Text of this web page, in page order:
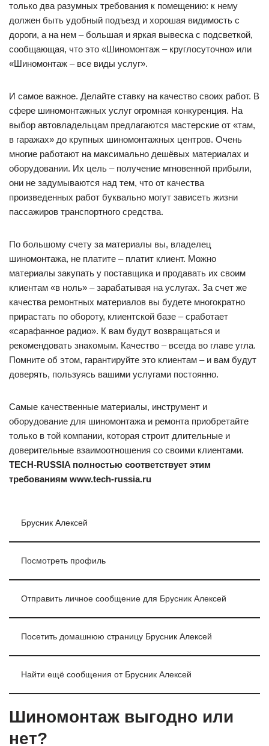
только два разумных требования к помещению: к нему
должен быть удобный подъезд и хорошая видимость с
дороги, а на нем – большая и яркая вывеска с подсветкой,
сообщающая, что это «Шиномонтаж – круглосуточно» или
«Шиномонтаж – все виды услуг».
И самое важное. Делайте ставку на качество своих работ. В
сфере шиномонтажных услуг огромная конкуренция. На
выбор автовладельцам предлагаются мастерские от «там,
в гаражах» до крупных шиномонтажных центров. Очень
многие работают на максимально дешёвых материалах и
оборудовании. Их цель – получение мгновенной прибыли,
они не задумываются над тем, что от качества
произведенных работ буквально могут зависеть жизни
пассажиров транспортного средства.
По большому счету за материалы вы, владелец
шиномонтажа, не платите – платит клиент. Можно
материалы закупать у поставщика и продавать их своим
клиентам «в ноль» – зарабатывая на услугах. За счет же
качества ремонтных материалов вы будете многократно
прирастать по обороту, клиентской базе – сработает
«сарафанное радио». К вам будут возвращаться и
рекомендовать знакомым. Качество – всегда во главе угла.
Помните об этом, гарантируйте это клиентам – и вам будут
доверять, пользуясь вашими услугами постоянно.
Самые качественные материалы, инструмент и
оборудование для шиномонтажа и ремонта приобретайте
только в той компании, которая строит длительные и
доверительные взаимоотношения со своими клиентами.
TECH-RUSSIA полностью соответствует этим
требованиям www.tech-russia.ru
Брусник Алексей
Посмотреть профиль
Отправить личное сообщение для Брусник Алексей
Посетить домашнюю страницу Брусник Алексей
Найти ещё сообщения от Брусник Алексей
Шиномонтаж выгодно или
нет?